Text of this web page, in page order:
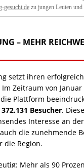
gesucht.de zu jungen Leuten und
– MEHR
setzt ihren
Zeitraum von
Plattform
372.131 Besucher.
Interesse an
die zunehmende
die Region.
Mehr als 90